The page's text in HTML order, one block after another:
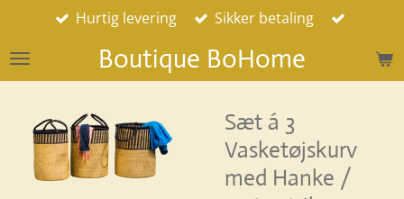
hovedindholdBoutique BoHome
Hurtig levering Sikker betaling
Sæt á 3
Vasketøjskurv
med Hanke /